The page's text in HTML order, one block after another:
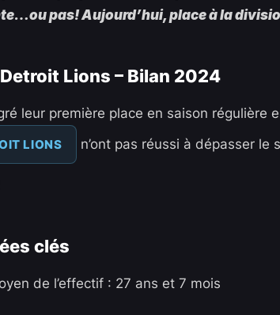
pas! Aujourd’hui, place à la
Detroit Lions – Bilan 2024
leur première place en saison régulière
LIONS n’ont pas réussi à dépasser le
clés
de l’effectif : 27 ans et 7 mois